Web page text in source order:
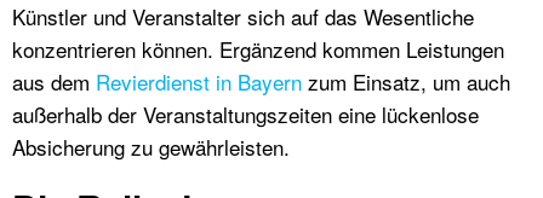
Künstler und Veranstalter sich auf das Wesentliche
konzentrieren können. Ergänzend kommen Leistungen
aus dem Revierdienst in Bayern zum Einsatz, um auch
außerhalb der Veranstaltungszeiten eine lückenlose
Absicherung zu gewährleisten.